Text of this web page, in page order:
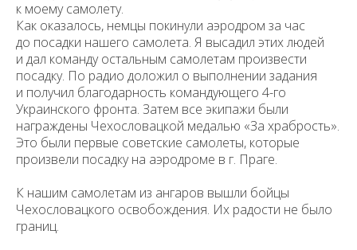
к моему самолету.
Как оказалось, немцы покинули аэродром за час
до посадки наше­го самолета. Я высадил этих людей
и дал команду остальным самолетам произвести
посадку. По радио доложил о выполнении задания
и получил благодарность командующего 4-го
Украинского фронта. Затем все экипажи были
награждены Чехословацкой медалью «За храбрость».
Это были первые советские самолеты, которые
произвели по­садку на аэродроме в г. Праге.
К нашим самолетам из ангаров вышли бойцы
Чехословацкого освобож­дения. Их радости не было
границ.